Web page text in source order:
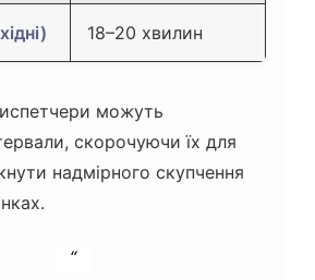
18–20 хвилин
можуть
скорочуючи їх для
надмірного скупчення